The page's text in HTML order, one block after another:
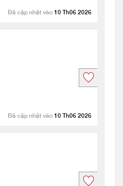
Đã cập nhật vào 10 Th06 2026
Đã cập nhật vào 10 Th06 2026